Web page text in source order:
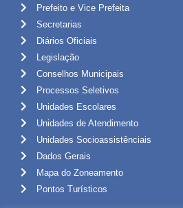
Prefeito e Vice Prefeita
Secretarias
Diários Oficiais
Legislação
Conselhos Municipais
Processos Seletivos
Unidades Escolares
Unidades de Atendimento
Unidades Socioassistênciais
Dados Gerais
Mapa do Zoneamento
Pontos Turísticos